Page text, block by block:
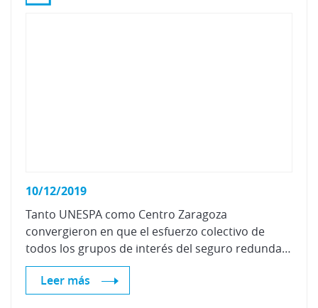
10/12/2019
Tanto UNESPA como Centro Zaragoza
convergieron en que el esfuerzo colectivo de
todos los grupos de interés del seguro redunda en beneficio de toda la sociedad.
Leer más